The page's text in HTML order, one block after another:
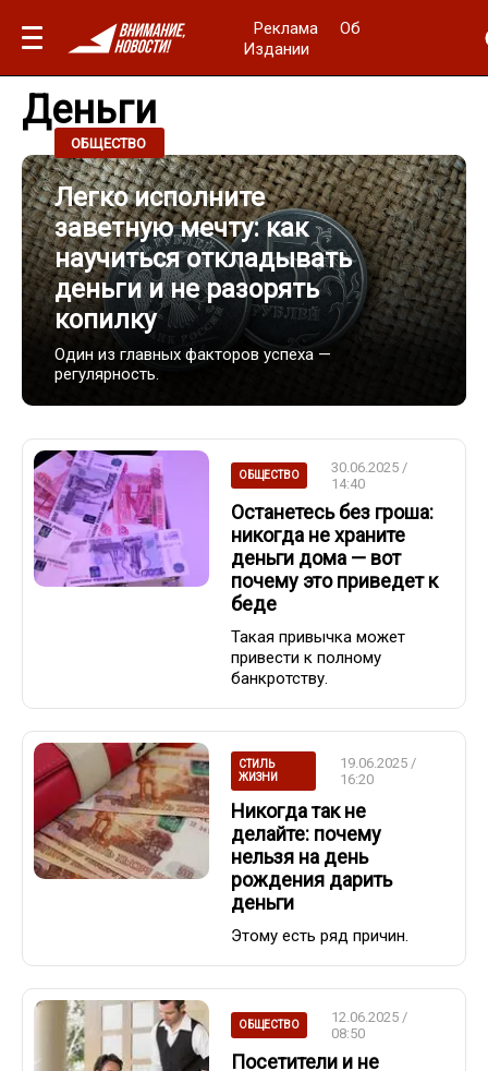
Реклама
Об
Издании
Деньги
ОБЩЕСТВО
Легко исполните
заветную мечту: как
научиться откладывать
деньги и не разорять
копилку
Один из главных факторов успеха —
регулярность.
ОБЩЕСТВО
30.06.2025 /
14:40
Останетесь без гроша:
никогда не храните
деньги дома — вот
почему это приведет к
беде
Такая привычка может
привести к полному
банкротству.
СТИЛЬ
ЖИЗНИ
19.06.2025 /
16:20
Никогда так не
делайте: почему
нельзя на день
рождения дарить
деньги
Этому есть ряд причин.
ОБЩЕСТВО
12.06.2025 /
08:50
Посетители и не